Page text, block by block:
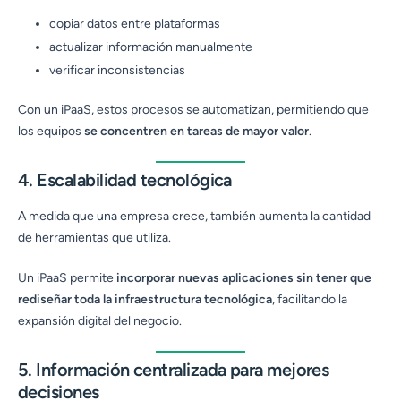
copiar datos entre plataformas
actualizar información manualmente
verificar inconsistencias
Con un iPaaS, estos procesos se automatizan, permitiendo que
los equipos se concentren en tareas de mayor valor.
4. Escalabilidad tecnológica
A medida que una empresa crece, también aumenta la cantidad
de herramientas que utiliza.
Un iPaaS permite incorporar nuevas aplicaciones sin tener que
rediseñar toda la infraestructura tecnológica, facilitando la
expansión digital del negocio.
5. Información centralizada para mejores
decisiones